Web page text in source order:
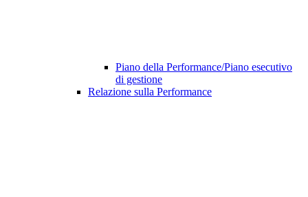
Piano della Performance/Piano esecutivo
di gestione
Relazione sulla Performance